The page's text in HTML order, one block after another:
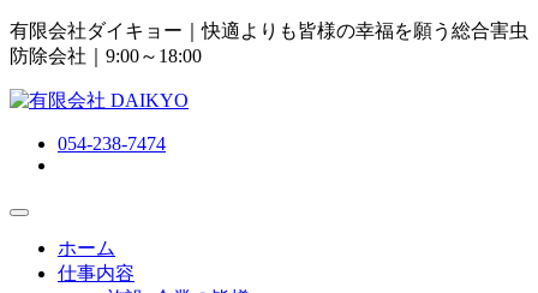
有限会社ダイキョー｜快適よりも皆様の幸福を願う総合害虫
防除会社 ｜9:00～18:00
054-238-7474
ホーム
仕事内容